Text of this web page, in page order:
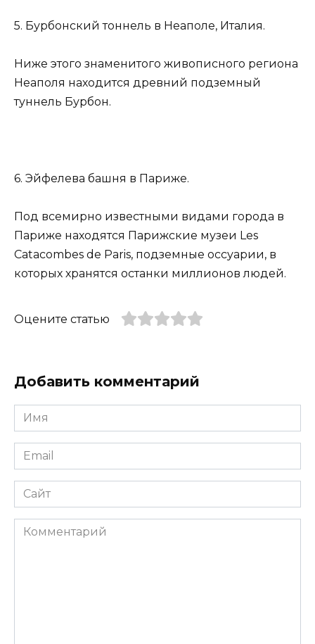
5. Бурбонский тоннель в Неаполе, Италия.
Ниже этого знаменитого живописного региона
Неаполя находится древний подземный
туннель Бурбон.
6. Эйфелева башня в Париже.
Под всемирно известными видами города в
Париже находятся Парижские музеи Les
Catacombes de Paris, подземные оссуарии, в
которых хранятся останки миллионов людей.
Оцените статью
Добавить комментарий
Имя
*
Email
*
Сайт
Комментарий